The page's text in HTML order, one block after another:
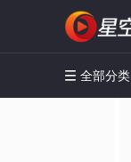
 全部分类